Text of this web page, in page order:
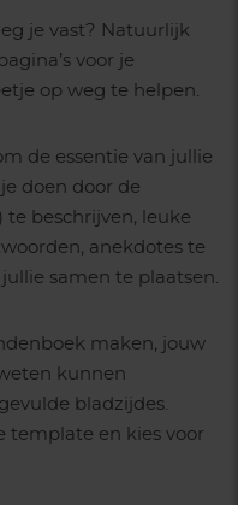
je vast? Natuurlijk
voor je
op weg te helpen.
de essentie van jullie
doen door de
te beschrijven, leuke
anekdotes te
samen te plaatsen.
maken, jouw
kunnen
bladzijdes.
template en kies voor